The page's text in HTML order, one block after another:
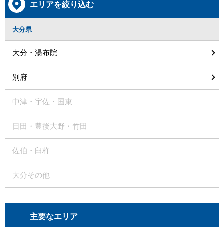
エリアを絞り込む
大分県
大分・湯布院
別府
中津・宇佐・国東
日田・豊後大野・竹田
佐伯・臼杵
大分その他
主要なエリア